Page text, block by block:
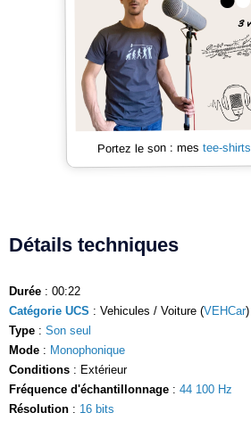
Portez le son : mes tee-shirts
Détails techniques
Durée : 00:22
Catégorie UCS : Vehicules / Voiture (VEHCar)
Type : Son seul
Mode : Monophonique
Conditions : Extérieur
Fréquence d'échantillonnage : 44 100 Hz
Résolution : 16 bits